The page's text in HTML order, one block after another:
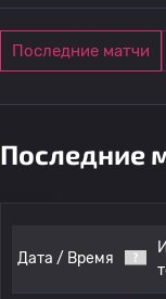
Последние матчи
Последние
Дата / Время